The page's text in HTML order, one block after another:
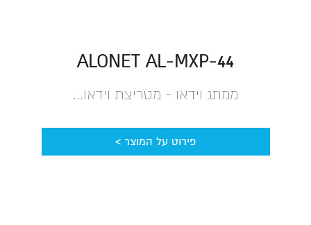
ALONET AL-MXP-44
ממתג וידאו - מטריצת וידאו...
פירוט על המוצר >